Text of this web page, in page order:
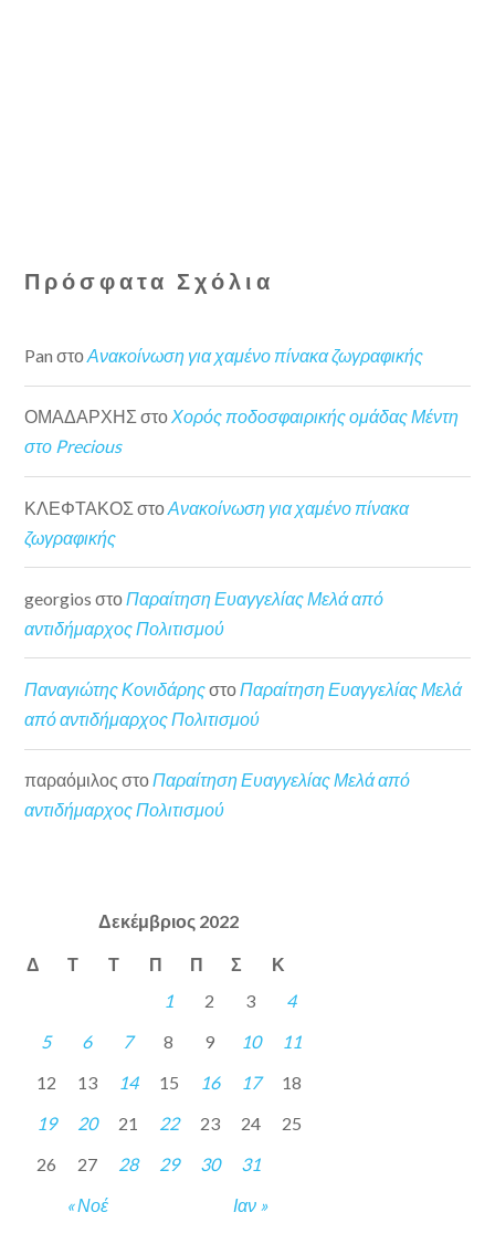
Πρόσφατα Σχόλια
Pan στοΑνακοίνωση για χαμένο πίνακα ζωγραφικής
ΟΜΑΔΑΡΧΗΣ στοΧορός ποδοσφαιρικής ομάδας Μέντη
στο Precious
ΚΛΕΦΤΑΚΟΣ στοΑνακοίνωση για χαμένο πίνακα
ζωγραφικής
georgios στο Παραίτηση Ευαγγελίας Μελά από
αντιδήμαρχος Πολιτισμού
Παναγιώτης ΚονιδάρηςστοΠαραίτηση Ευαγγελίας Μελά
από αντιδήμαρχος Πολιτισμού
παραόμιλος στοΠαραίτηση Ευαγγελίας Μελά από
αντιδήμαρχος Πολιτισμού
Δεκέμβριος 2022
Δ Τ Τ Π Π Σ Κ
« Νοέ Ιαν »
1 2 3
4
5
6 7 8 9 10
11
12
13 14 15 16 17
18
19
20 21 22 23 24
25
26
27 28 29 30 31